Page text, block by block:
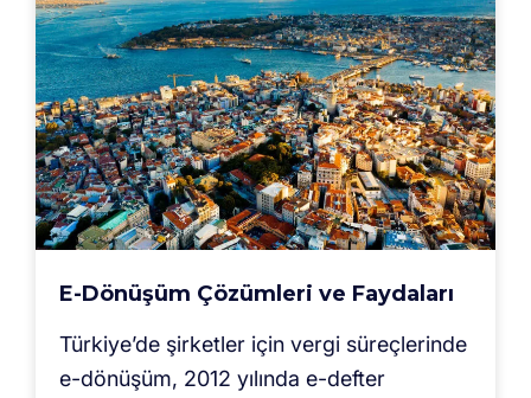
E-Dönüşüm Çözümleri ve Faydaları
Türkiye’de şirketler için vergi süreçlerinde
e-dönüşüm, 2012 yılında e-defter